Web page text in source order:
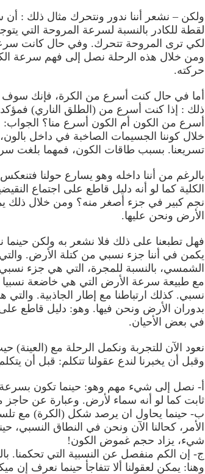
لقطة للكادر بالنسبة لسرعة المروحة التي
لكي ترى المروحة تتحرك. وفي حال كانت
ومن خلال هذه الرحلة نصل إلى فهم سرعة
حركته.
أما في حال كنت أسرع من الكرة، فإنك سوف
ذلك : إذا كنت أسرع من (الطلق الناري)
أسرع من الكون أم الكون أسرع منا؟
خلال كوننا الجسيمات الصاخبة في داخل
تسريعنا. بسبب طاقات الكون، فمهما بلغت
بالرغم من أننا داخله وهو يسارع حولنا
الكلية كما لو أنه دليل قاطع على اجتماع
نجم كبير في جزء أصغر منه؟ ومن خلال ذلك
الأرض ونحن عليها.
فهل تطبعنا على ذلك فلا نشعر به ولكن
يكمن في أننا جزء نسبي من كتلة الأرض.
الشمسي، بالنسبة للمجرة، التي هي جزء
مع طبيعة سرعة الأرض التي هي خاضعة نسبيا
نسبي. كذلك ارتباطنا مع إطار الجاذبية.
بدوران الأرض ونحن فيها. وهو: دليل قاطع
في بعض الأحيان.
نعود الآن للتجربة ونكمل الرحلة مع
وقبل أن يخبرنا لندع عقولنا تتكلم: قبل أن
أ- نصل إلى شيء مهم وهو: حينما تكون
ثابت كما لو أنه سماء لأرض. وعبارة عن
ب- حينما يحاول ان يرصد شكل (الكرة) مع
الأمر، كحالنا الآن ونحن في النطاق النسبي،
شيء، يزاد حجم غموض الكون!
ج- إن الكم منفصل عن النسبية التي تحكمنا.
وهنا: يمكن لعقولنا ألا تتفاجأ حينما نعرف إن